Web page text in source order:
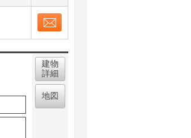
建物
詳細
地図